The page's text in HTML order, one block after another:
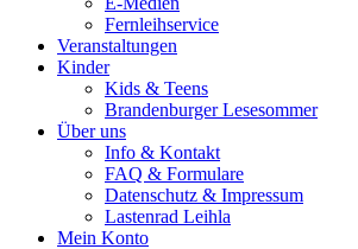
Fernleihservice
Veranstaltungen
Kinder
Kids & Teens
Brandenburger Lesesommer
Über uns
Info & Kontakt
FAQ & Formulare
Datenschutz & Impressum
Lastenrad Leihla
Mein Konto